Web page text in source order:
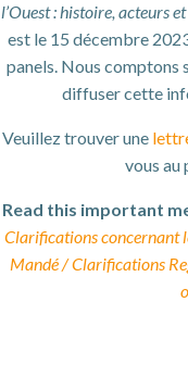
l’Ouest : histoire, acteurs
est le 15 décembre
panels. Nous
diffuser cette
Veuillez trouver une
vous au
Read this important
Clarifications concernant
Mandé / Clarifications